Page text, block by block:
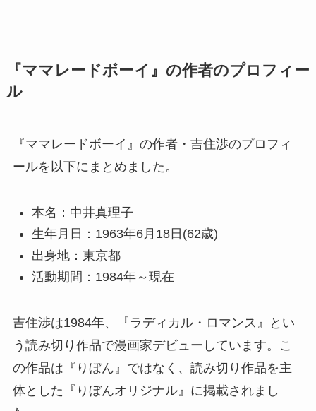
『ママレードボーイ』の作者のプロフィー
ル
『ママレードボーイ』の作者・吉住渉のプロフィ
ールを以下にまとめました。
本名：中井真理子
生年月日：1963年6月18日(62歳)
出身地：東京都
活動期間：1984年～現在
吉住渉は1984年、『ラディカル・ロマンス』とい
う読み切り作品で漫画家デビューしています。こ
の作品は『りぼん』ではなく、読み切り作品を主
体とした『りぼんオリジナル』に掲載されまし